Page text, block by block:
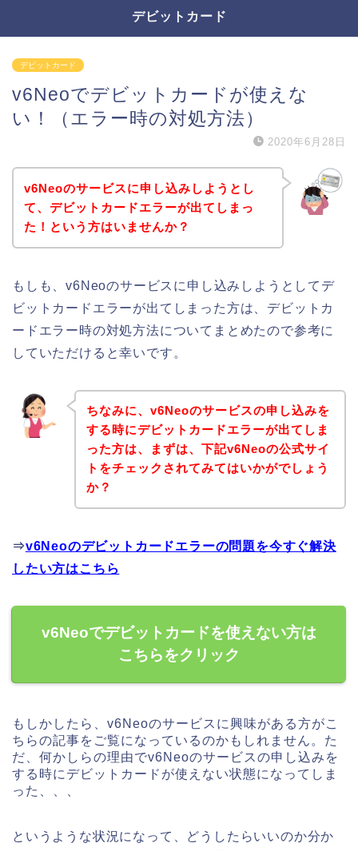
デビットカード
デビットカード
v6Neoでデビットカードが使えな
い！（エラー時の対処方法）
2020年6月28日
v6Neoのサービスに申し込みしようとし
て、デビットカードエラーが出てしまっ
た！という方はいませんか？
もしも、v6Neoのサービスに申し込みしようとしてデ
ビットカードエラーが出てしまった方は、デビットカ
ードエラー時の対処方法についてまとめたので参考に
していただけると幸いです。
ちなみに、v6Neoのサービスの申し込みを
する時にデビットカードエラーが出てしま
った方は、まずは、下記v6Neoの公式サイ
トをチェックされてみてはいかがでしょう
か？
⇒v6Neoのデビットカードエラーの問題を今すぐ解決
したい方はこちら
v6Neoでデビットカードを使えない方は
こちらをクリック
もしかしたら、v6Neoのサービスに興味がある方がこ
ちらの記事をご覧になっているのかもしれません。た
だ、何かしらの理由でv6Neoのサービスの申し込みを
する時にデビットカードが使えない状態になってしま
った、、、
というような状況になって、どうしたらいいのか分か